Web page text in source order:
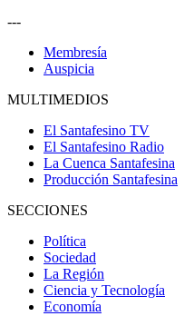
---
Membresía
Auspicia
MULTIMEDIOS
El Santafesino TV
El Santafesino Radio
La Cuenca Santafesina
Producción Santafesina
SECCIONES
Política
Sociedad
La Región
Ciencia y Tecnología
Economía